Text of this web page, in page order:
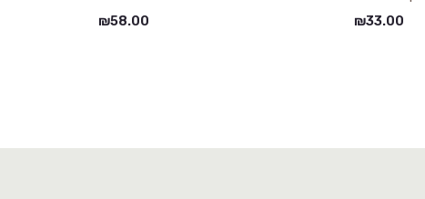
₪33.00
₪58.00